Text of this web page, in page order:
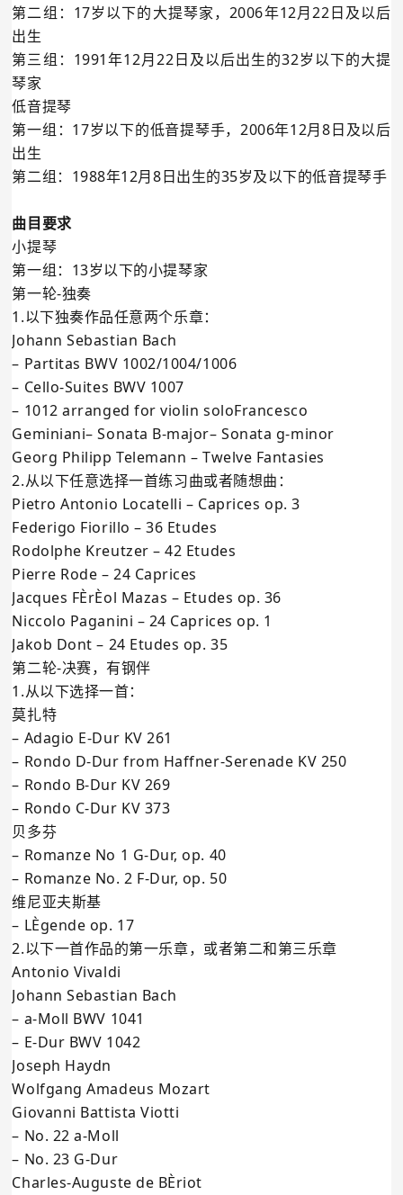
第二组：17岁以下的大提琴家，2006年12月22日及以后
出生
第三组：1991年12月22日及以后出生的32岁以下的大提
琴家
低音提琴
第一组：17岁以下的低音提琴手，2006年12月8日及以后
出生
第二组：1988年12月8日出生的35岁及以下的低音提琴手
曲目要求
小提琴
第一组：13岁以下的小提琴家
第一轮-独奏
1.以下独奏作品任意两个乐章：
Johann Sebastian Bach
– Partitas BWV 1002/1004/1006
– Cello-Suites BWV 1007
– 1012 arranged for violin soloFrancesco
Geminiani– Sonata B-major– Sonata g-minor
Georg Philipp Telemann – Twelve Fantasies
2.从以下任意选择一首练习曲或者随想曲：
Pietro Antonio Locatelli – Caprices op. 3
Federigo Fiorillo – 36 Etudes
Rodolphe Kreutzer – 42 Etudes
Pierre Rode – 24 Caprices
Jacques FÈrÈol Mazas – Etudes op. 36
Niccolo Paganini – 24 Caprices op. 1
Jakob Dont – 24 Etudes op. 35
第二轮-决赛，有钢伴
1.从以下选择一首：
莫扎特
– Adagio E-Dur KV 261
– Rondo D-Dur from Haffner-Serenade KV 250
– Rondo B-Dur KV 269
– Rondo C-Dur KV 373
贝多芬
– Romanze No 1 G-Dur, op. 40
– Romanze No. 2 F-Dur, op. 50
维尼亚夫斯基
– LÈgende op. 17
2.以下一首作品的第一乐章，或者第二和第三乐章
Antonio Vivaldi
Johann Sebastian Bach
– a-Moll BWV 1041
– E-Dur BWV 1042
Joseph Haydn
Wolfgang Amadeus Mozart
Giovanni Battista Viotti
– No. 22 a-Moll
– No. 23 G-Dur
Charles-Auguste de BÈriot